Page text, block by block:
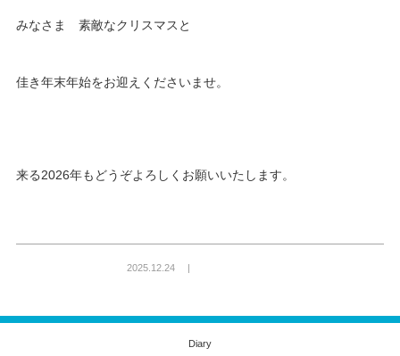
みなさま 素敵なクリスマスと
佳き年末年始をお迎えくださいませ。
来る2026年もどうぞよろしくお願いいたします。
2025.12.24 |
Diary